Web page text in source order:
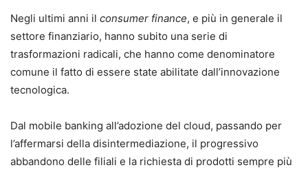
Negli ultimi anni il consumer finance, e più in generale il
settore finanziario, hanno subito una serie di
trasformazioni radicali, che hanno come denominatore
comune il fatto di essere state abilitate dall’innovazione
tecnologica.
Dal mobile banking all’adozione del cloud, passando per
l’affermarsi della disintermediazione, il progressivo
abbandono delle filiali e la richiesta di prodotti sempre più